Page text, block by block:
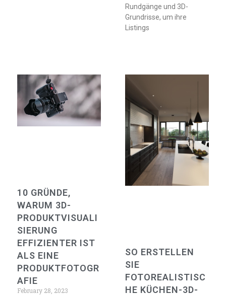
Rundgänge und 3D-
Grundrisse, um ihre
Listings
10 GRÜNDE,
WARUM 3D-
PRODUKTVISUALI
SIERUNG
EFFIZIENTER IST
ALS EINE
PRODUKTFOTOGR
AFIE
February 28, 2023
SO ERSTELLEN
SIE
FOTOREALISTISC
HE KÜCHEN-3D-